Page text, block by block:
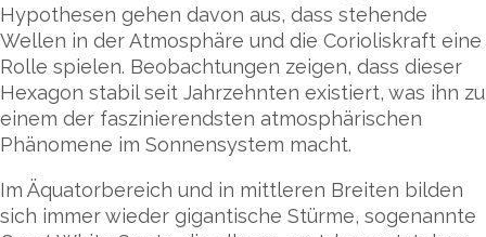
Hypothesen gehen davon aus, dass stehende
Wellen in der Atmosphäre und die Corioliskraft eine
Rolle spielen. Beobachtungen zeigen, dass dieser
Hexagon stabil seit Jahrzehnten existiert, was ihn zu
einem der faszinierendsten atmosphärischen
Phänomene im Sonnensystem macht.
Im Äquatorbereich und in mittleren Breiten bilden
sich immer wieder gigantische Stürme, sogenannte